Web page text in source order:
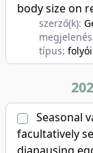
body size on
szerző(k):
típus:
Seasonal
facultatively